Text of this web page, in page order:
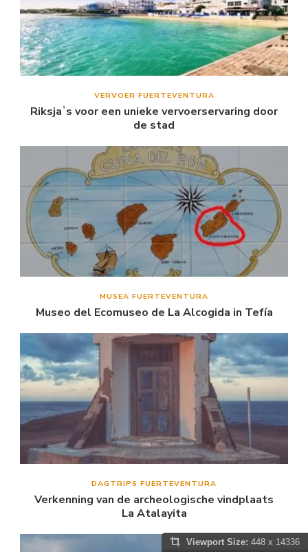
VERVOER FUERTEVENTURA
Riksjaʼs voor een unieke vervoerservaring door
de stad
MUSEA FUERTEVENTURA
Museo del Ecomuseo de La Alcogida in Tefía
DAGTRIPS FUERTEVENTURA
Verkenning van de archeologische vindplaats
La Atalayita
Viewport Size: 448 x 14336